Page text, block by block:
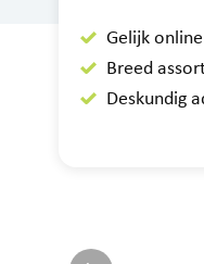
Gelijk
Breed
Deskundig